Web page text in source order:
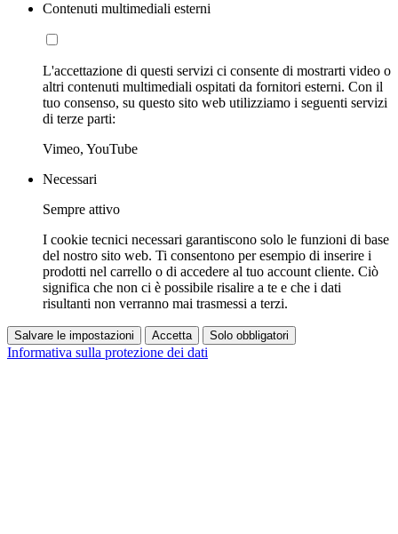
Contenuti multimediali esterni
L'accettazione di questi servizi ci consente di mostrarti video o
altri contenuti multimediali ospitati da fornitori esterni. Con il
tuo consenso, su questo sito web utilizziamo i seguenti servizi
di terze parti:
Vimeo, YouTube
Necessari
Sempre attivo
I cookie tecnici necessari garantiscono solo le funzioni di base
del nostro sito web. Ti consentono per esempio di inserire i
prodotti nel carrello o di accedere al tuo account cliente. Ciò
significa che non ci è possibile risalire a te e che i dati
risultanti non verranno mai trasmessi a terzi.
Salvare le impostazioni Accetta Solo obbligatori
Informativa sulla protezione dei dati